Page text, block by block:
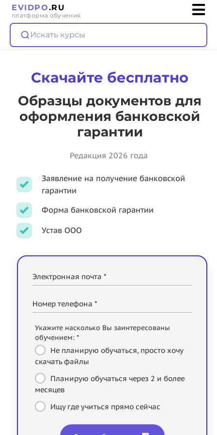
EVIDPO.RU
платформа обучения
Искать курсы
Скачайте бесплатно
Образцы документов для
оформления банковской
гарантии
Редакция 2026 года
Заявление на получение банковской
гарантии
Форма банковской гарантии
Устав ООО
Электронная почта *
Номер телефона *
Укажите насколько Вы заинтересованы
обучением: *
Не планирую обучаться, просто хочу
скачать файлы
Планирую обучаться через 2 и более
месяцев
Ищу где учиться прямо сейчас